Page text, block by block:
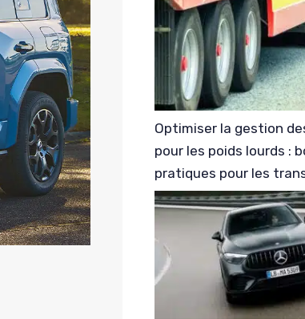
Optimiser la gestion
pour les poids lourds :
pratiques pour les